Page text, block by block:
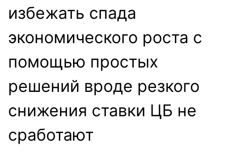
избежать спада
экономического роста с
помощью простых
решений вроде резкого
снижения ставки ЦБ не
сработают